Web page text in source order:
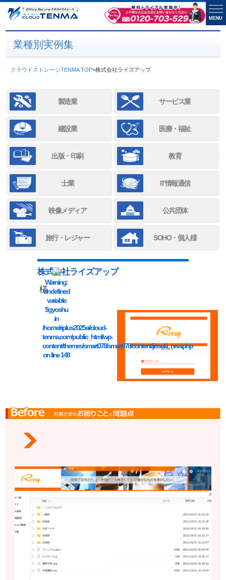
業種別実例集
クラウドストレージTENMA TOP>株式会社ライズアップ
製造業 サービス業
建設業 医療・福祉
出版・印刷 教育
士業 IT情報通信
映像メディア 公共団体
旅行・レジャー SOHO・個人様
Warning:
Undefined
variable
$gyoshu
in
/home/riplus2025ai/cloud-
tenma.com/public_html/wp-
content/themes/smart078/smart078/content/jisseki_new.php
on line148
株式会社ライズアップ
様
MENU